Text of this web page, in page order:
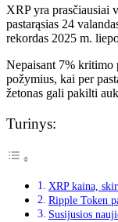
XRP yra prasčiausiai
pastarąsias 24
rekordas 2025 m.
Nepaisant 7% kritimo
požymius, kai per
žetonas gali pakilti
Turinys:
XRP kaina,
Ripple Token
Susijusios